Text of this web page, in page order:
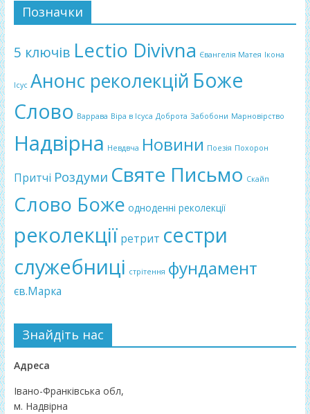
Позначки
5 ключів Lectio Divivna Євангелія Матея Ікона
Ісус Анонс реколекцій Боже
Слово Варрава Віра в Ісуса Доброта Забобони Марновірство
Надвірна Невдвча Новини Поезія Похорон
Притчі Роздуми Святе Письмо Скайп
Слово Боже одноденні реколекції
реколекції ретрит сестри
служебниці стрітення фундамент
єв.Марка
Знайдіть нас
Адреса
Івано-Франківська обл,
м. Надвірна